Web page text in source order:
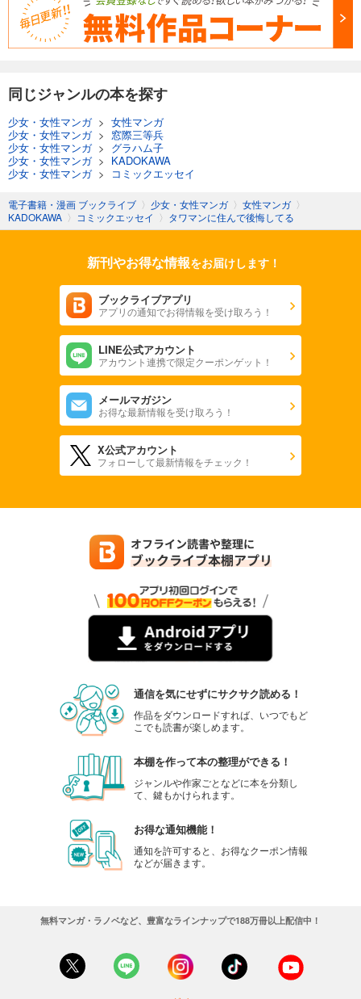
同じジャンルの本を探す
少女・女性マンガ> 女性マンガ
少女・女性マンガ> 窓際三等兵
少女・女性マンガ> グラハム子
少女・女性マンガ> KADOKAWA
少女・女性マンガ> コミックエッセイ
電子書籍・漫画 ブックライブ 〉 少女・女性マンガ 〉 女性マンガ 〉
KADOKAWA 〉 コミックエッセイ 〉 タワマンに住んで後悔してる
新刊やお得な情報をお届けします！
ブックライブアプリ
アプリの通知でお得情報を受け取ろう！
LINE公式アカウント
アカウント連携で限定クーポンゲット！
メールマガジン
お得な最新情報を受け取ろう！
X公式アカウント
フォローして最新情報をチェック！
通信を気にせずにサクサク読める！
作品をダウンロードすれば、いつでもど
こでも読書が楽しめます。
本棚を作って本の整理ができる！
ジャンルや作家ごとなどに本を分類し
て、鍵もかけられます。
お得な通知機能！
通知を許可すると、お得なクーポン情報
などが届きます。
無料マンガ・ラノベなど、豊富なラインナップで188万冊以上配信中！